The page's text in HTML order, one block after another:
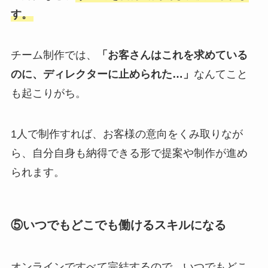
す。
チーム制作では、
「お客さんはこれを求めている
のに、ディレクターに止められた…」 なんてこと
も起こりがち。
1人で制作すれば、お客様の意向をくみ取りなが
ら、自分自身も納得できる形で提案や制作が進め
られます。
⑤いつでもどこでも働けるスキルになる